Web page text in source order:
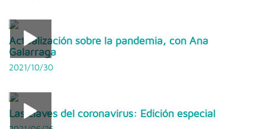
Actualización sobre la pandemia, con Ana
Galarraga
2021/10/30
Las claves del coronavirus: Edición especial